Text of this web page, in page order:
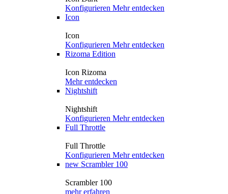
Konfigurieren Mehr entdecken
Icon
Icon
Konfigurieren Mehr entdecken
Rizoma Edition
Icon Rizoma
Mehr entdecken
Nightshift
Nightshift
Konfigurieren Mehr entdecken
Full Throttle
Full Throttle
Konfigurieren Mehr entdecken
new Scrambler 100
Scrambler 100
mehr erfahren